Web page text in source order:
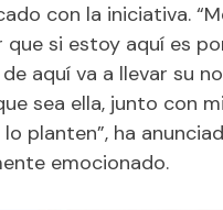
con la iniciativa.
si estoy aquí es
aquí va a llevar su
sea ella, junto con
planten”, ha
emocionado.